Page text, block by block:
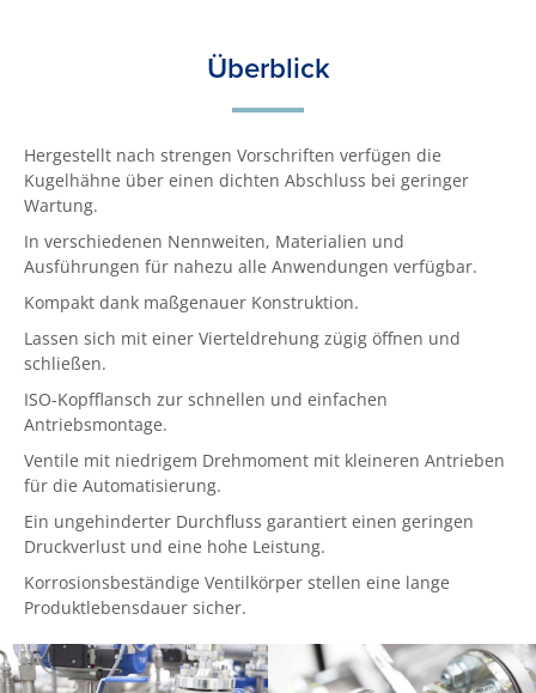
Überblick
Hergestellt nach strengen Vorschriften verfügen die
Kugelhähne über einen dichten Abschluss bei geringer
Wartung.
In verschiedenen Nennweiten, Materialien und
Ausführungen für nahezu alle Anwendungen verfügbar.
Kompakt dank maßgenauer Konstruktion.
Lassen sich mit einer Vierteldrehung zügig öffnen und
schließen.
ISO-Kopfflansch zur schnellen und einfachen
Antriebsmontage.
Ventile mit niedrigem Drehmoment mit kleineren Antrieben
für die Automatisierung.
Ein ungehinderter Durchfluss garantiert einen geringen
Druckverlust und eine hohe Leistung.
Korrosionsbeständige Ventilkörper stellen eine lange
Produktlebensdauer sicher.